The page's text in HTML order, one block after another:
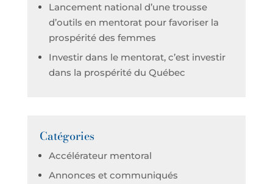
Lancement national d’une trousse
d’outils en mentorat pour favoriser la
prospérité des femmes
Investir dans le mentorat, c’est investir
dans la prospérité du Québec
Catégories
Accélérateur mentoral
Annonces et communiqués